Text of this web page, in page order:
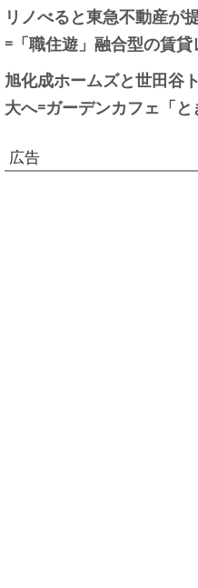
リノべると東急不動産が
=「職住遊」融合型の賃
旭化成ホームズと世田谷
大へ=ガーデンカフェ「
広告